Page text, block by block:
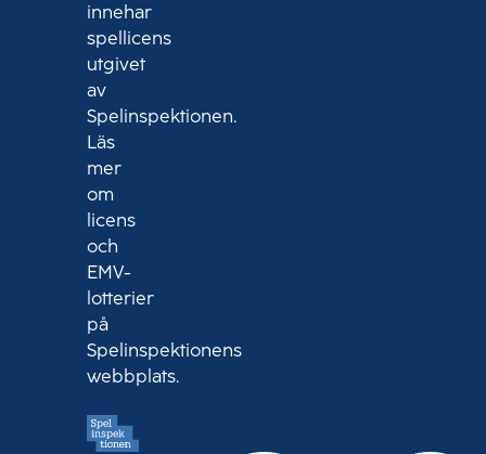
innehar
spellicens
utgivet
av
Spelinspektionen.
Läs
mer
om
licens
och
EMV-
lotterier
på
Spelinspektionens
webbplats.